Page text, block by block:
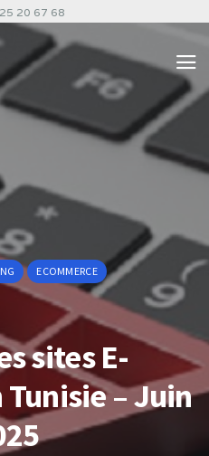
20 67 68
ECOMMERCE
sites E-
– Juin